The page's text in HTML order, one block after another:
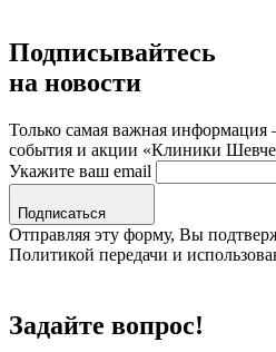
Подписывайтесь
на новости
Только самая важная информация
события и акции «Клиники
Укажите ваш email
Подписаться
Отправляя эту форму, Вы
Политикой передачи и
Задайте вопрос!